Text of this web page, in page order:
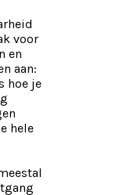
voor
en
aan:
hoe je
hele